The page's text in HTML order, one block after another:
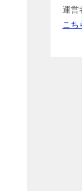
運営
こち